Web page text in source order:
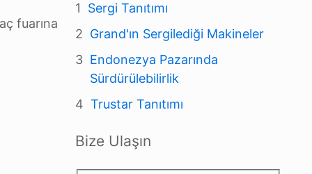
fuarına
Sergi Tanıtımı
Grand'ın Sergilediği Makineler
Endonezya Pazarında
Sürdürülebilirlik
Trustar Tanıtımı
Bize Ulaşın